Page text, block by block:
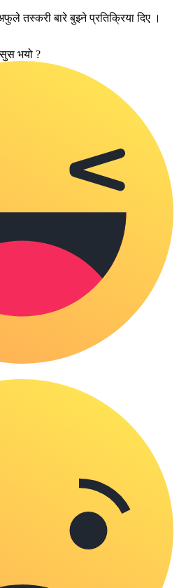
तस्करी बारे बुझ्ने प्रतिक्रिया दिए ।
भयो ?